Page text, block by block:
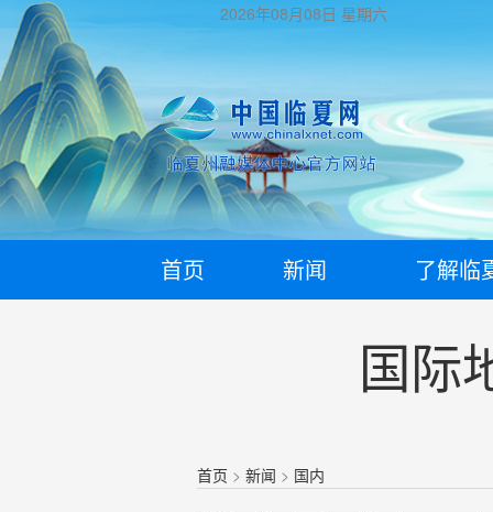
2026年08月08日 星期六
首页 新闻 了解临
国际
首页 >新闻 > 国内